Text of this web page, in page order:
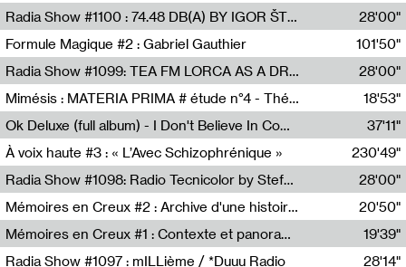
Meris Angioletti
Radia Show #1100 : 74.48 DB(A) BY IGOR ŠTROMAJER FOR RADIO X
radio x
28'00"
Formule Magique #2 : Gabriel Gauthier
Nathalie Lacroix,Gabriel Gauthier
101'50"
Radia Show #1099: TEA FM LORCA AS A DREAM
TEAFM
28'00"
Mimésis : MATERIA PRIMA # étude n°4 - Théâtre de l’Aquarium
Francesco Russo,Scuola della Crisi
18'53"
Ok Deluxe (full album) - I Don't Believe In Computing
37'11"
À voix haute #3 : « L’Avec Schizophrénique »
230'49"
Radia Show #1098: Radio Tecnicolor by Stefan Nussbaumer & Georg Zichy (Radio Orange 94.0)
Radio Orange 94.0
28'00"
Mémoires en Creux #2 : Archive d'une histoire artistique
Sophie Auger-Grappin
20'50"
Mémoires en Creux #1 : Contexte et panorama
Sophie Auger-Grappin
19'39"
Radia Show #1097 : mILLième / *Duuu Radio
28'14"